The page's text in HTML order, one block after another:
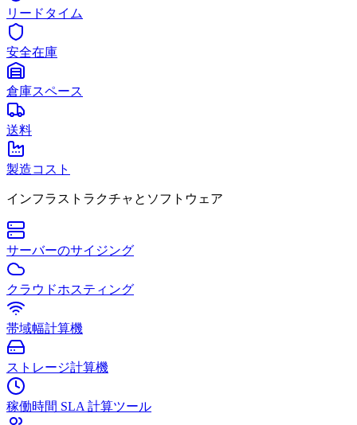
リードタイム
安全在庫
倉庫スペース
送料
製造コスト
インフラストラクチャとソフトウェア
サーバーのサイジング
クラウドホスティング
帯域幅計算機
ストレージ計算機
稼働時間 SLA 計算ツール